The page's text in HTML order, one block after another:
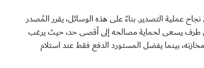
عملية التصدير. بناءً على هذه الوسائل، يقرر المُصدر
كل طرف يسعى لحماية مصالحه إلى أقصى حد، حيث يرغب
بينما يفضل المستورد الدفع فقط عند استلام